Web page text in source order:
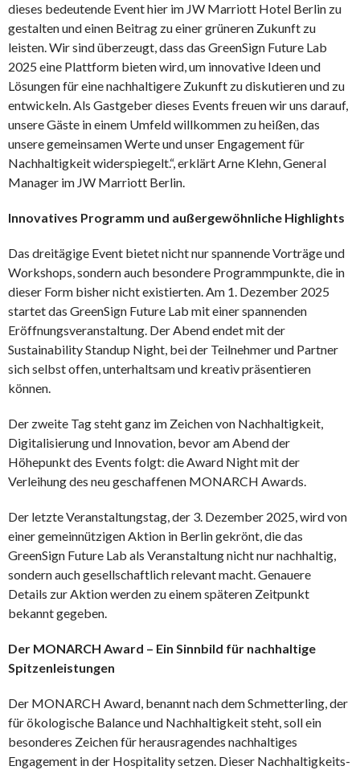
dieses bedeutende Event hier im JW Marriott Hotel Berlin zu
gestalten und einen Beitrag zu einer grüneren Zukunft zu
leisten. Wir sind überzeugt, dass das GreenSign Future Lab
2025 eine Plattform bieten wird, um innovative Ideen und
Lösungen für eine nachhaltigere Zukunft zu diskutieren und zu
entwickeln. Als Gastgeber dieses Events freuen wir uns darauf,
unsere Gäste in einem Umfeld willkommen zu heißen, das
unsere gemeinsamen Werte und unser Engagement für
Nachhaltigkeit widerspiegelt.“, erklärt Arne Klehn, General
Manager im JW Marriott Berlin.
Innovatives Programm und außergewöhnliche Highlights
Das dreitägige Event bietet nicht nur spannende Vorträge und
Workshops, sondern auch besondere Programmpunkte, die in
dieser Form bisher nicht existierten. Am 1. Dezember 2025
startet das GreenSign Future Lab mit einer spannenden
Eröffnungsveranstaltung. Der Abend endet mit der
Sustainability Standup Night, bei der Teilnehmer und Partner
sich selbst offen, unterhaltsam und kreativ präsentieren
können.
Der zweite Tag steht ganz im Zeichen von Nachhaltigkeit,
Digitalisierung und Innovation, bevor am Abend der
Höhepunkt des Events folgt: die Award Night mit der
Verleihung des neu geschaffenen MONARCH Awards.
Der letzte Veranstaltungstag, der 3. Dezember 2025, wird von
einer gemeinnützigen Aktion in Berlin gekrönt, die das
GreenSign Future Lab als Veranstaltung nicht nur nachhaltig,
sondern auch gesellschaftlich relevant macht. Genauere
Details zur Aktion werden zu einem späteren Zeitpunkt
bekannt gegeben.
Der MONARCH Award – Ein Sinnbild für nachhaltige
Spitzenleistungen
Der MONARCH Award, benannt nach dem Schmetterling, der
für ökologische Balance und Nachhaltigkeit steht, soll ein
besonderes Zeichen für herausragendes nachhaltiges
Engagement in der Hospitality setzen. Dieser Nachhaltigkeits-